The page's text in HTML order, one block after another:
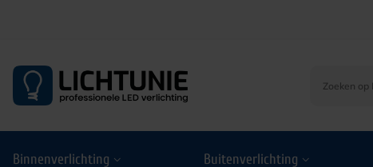
Binnenverlichting Buitenverlichting